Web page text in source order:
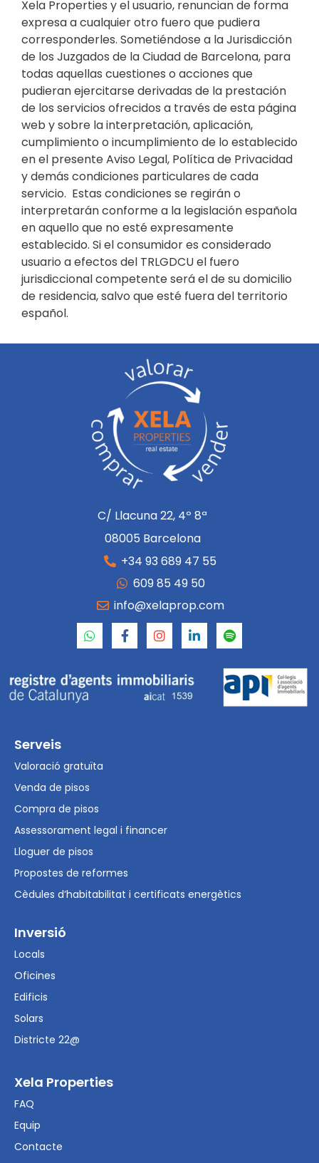
Xela Properties y el usuario, renuncian de forma
expresa a cualquier otro fuero que pudiera
corresponderles. Sometiéndose a la Jurisdicción
de los Juzgados de la Ciudad de Barcelona, para
todas aquellas cuestiones o acciones que
pudieran ejercitarse derivadas de la prestación
de los servicios ofrecidos a través de esta página
web y sobre la interpretación, aplicación,
cumplimiento o incumplimiento de lo establecido
en el presente Aviso Legal, Política de Privacidad
y demás condiciones particulares de cada
servicio. Estas condiciones se regirán o
interpretarán conforme a la legislación española
en aquello que no esté expresamente
establecido. Si el consumidor es considerado
usuario a efectos del TRLGDCU el fuero
jurisdiccional competente será el de su domicilio
de residencia, salvo que esté fuera del territorio
español.
C/ Llacuna 22, 4º 8ª
08005 Barcelona
+34 93 689 47 55
609 85 49 50
info@xelaprop.com
Serveis
Valoració gratuïta
Venda de pisos
Compra de pisos
Assessorament legal i financer
Lloguer de pisos
Propostes de reformes
Cèdules d’habitabilitat i certificats energètics
Inversió
Locals
Oficines
Edificis
Solars
Districte 22@
Xela Properties
FAQ
Equip
Contacte